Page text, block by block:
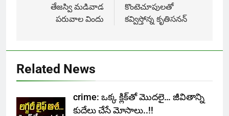
navigation
తేజస్వి మడివాడ
పరువాల విందు
కొంటెచూపులతో
కవ్విస్తోన్న కృతిసనన్
Related News
crime: ఒక్క క్లిక్‌తో మొదలై… జీవితాన్ని
కుదేలు చేసే మోసాలు..!!